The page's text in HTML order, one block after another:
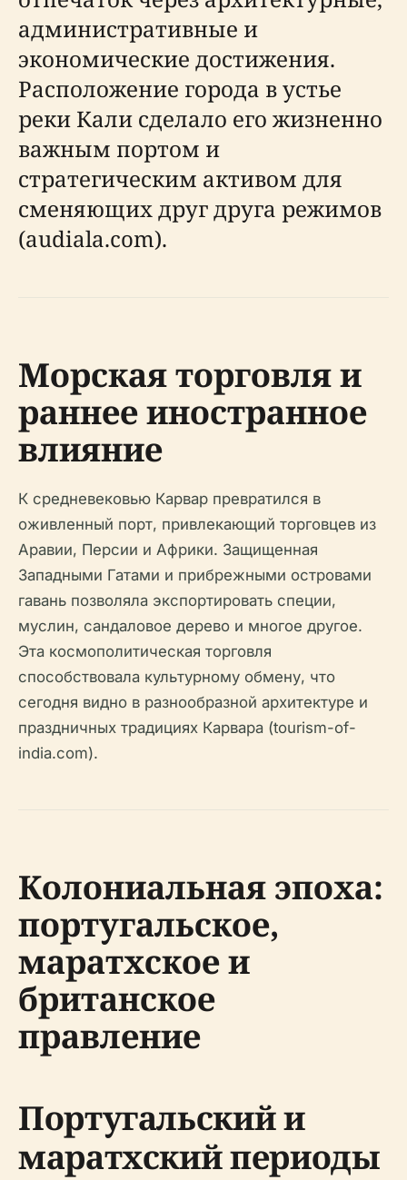
административные и
экономические достижения.
Расположение города в устье
реки Кали сделало его жизненно
важным портом и
стратегическим активом для
сменяющих друг друга режимов
(audiala.com).
Морская торговля и
раннее иностранное
влияние
К средневековью Карвар превратился в
оживленный порт, привлекающий торговцев из
Аравии, Персии и Африки. Защищенная
Западными Гатами и прибрежными островами
гавань позволяла экспортировать специи,
муслин, сандаловое дерево и многое другое.
Эта космополитическая торговля
способствовала культурному обмену, что
сегодня видно в разнообразной архитектуре и
праздничных традициях Карвара (tourism-of-
india.com).
Колониальная эпоха:
португальское,
маратхское и
британское
правление
Португальский и
маратхский периоды